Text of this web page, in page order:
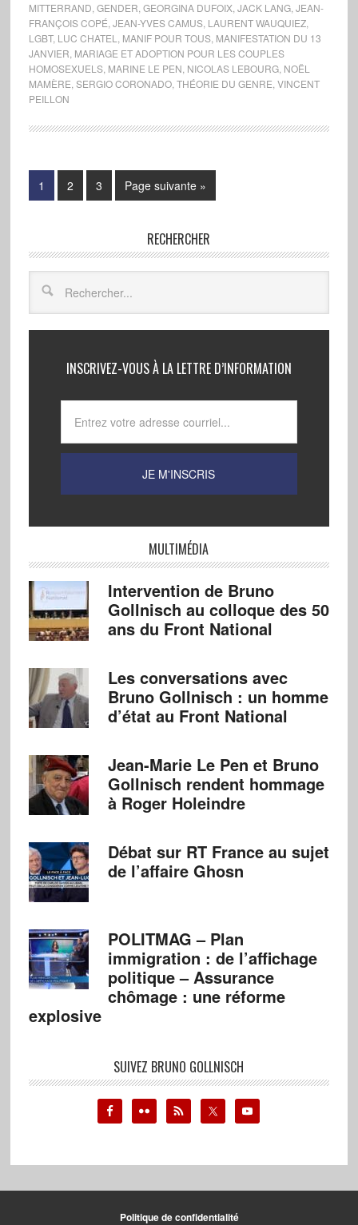
MITTERRAND GENDER GEORGINA DUFOIX, JACK LANG, JEAN-
FRANÇOIS COPÉ JEAN-YVES CAMUS, LAURENT WAUQUIEZ,
LGBT, LUC CHATEL MANIF POUR TOUS, MANIFESTATION DU 13
JANVIER MARIAGE ET ADOPTION POUR LES COUPLES
HOMOSEXUELS, MARINE LE PEN NICOLAS LEBOURG, NOËL
MAMÈRE SERGIO CORONADO, THÉORIE DU GENRE VINCENT
PEILLON
1 2 3 Page suivante »
RECHERCHER
INSCRIVEZ-VOUS À LA LETTRE D’INFORMATION
MULTIMÉDIA
Intervention de Bruno
Gollnisch au colloque des 50
ans du Front National
Les conversations avec
Bruno Gollnisch : un homme
d’état au Front National
Jean-Marie Le Pen et Bruno
Gollnisch rendent hommage
à Roger Holeindre
Débat sur RT France au sujet
de l’affaire Ghosn
POLITMAG – Plan
immigration : de l’affichage
politique – Assurance
chômage : une réforme
explosive
SUIVEZ BRUNO GOLLNISCH
Politique de confidentialité